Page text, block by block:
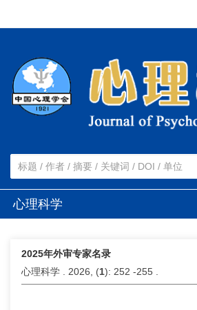
心理科学
2025年外审专家名录
心理科学 . 2026, (1): 252 -255 .